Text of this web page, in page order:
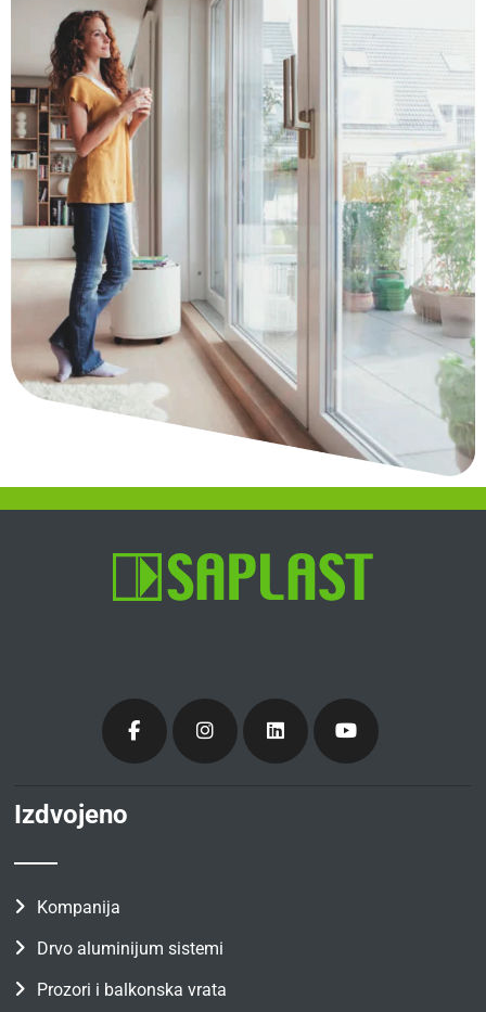
Izdvojeno
Kompanija
Drvo aluminijum sistemi
Prozori i balkonska vrata